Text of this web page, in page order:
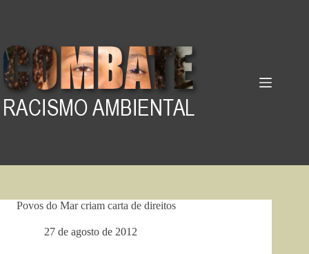
Povos do Mar criam carta de direitos
27 de agosto de 2012